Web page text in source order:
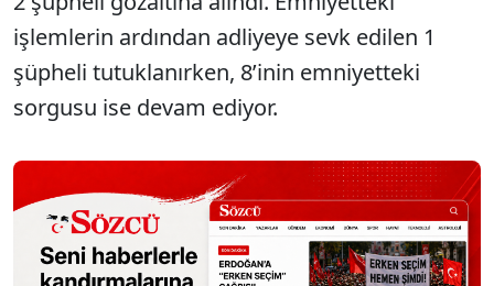
işlemlerin ardından adliyeye sevk edilen 1
şüpheli tutuklanırken, 8’inin emniyetteki
sorgusu ise devam ediyor.